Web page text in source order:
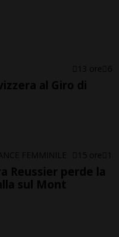
13 ore 6
al Giro di
FEMMINILE 15 ore 1
Reussier perde la
sul Mont